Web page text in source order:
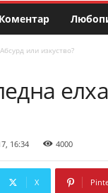
Коментар
или изкуство?
16:34 4000
X